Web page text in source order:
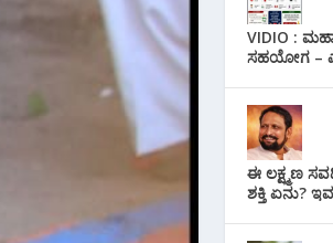
VIDIO :
ಸಹಯೋಗ –
ಈ ಲಕ್ಷ್ಮಣ
ಶಕ್ತಿ ಏನು?